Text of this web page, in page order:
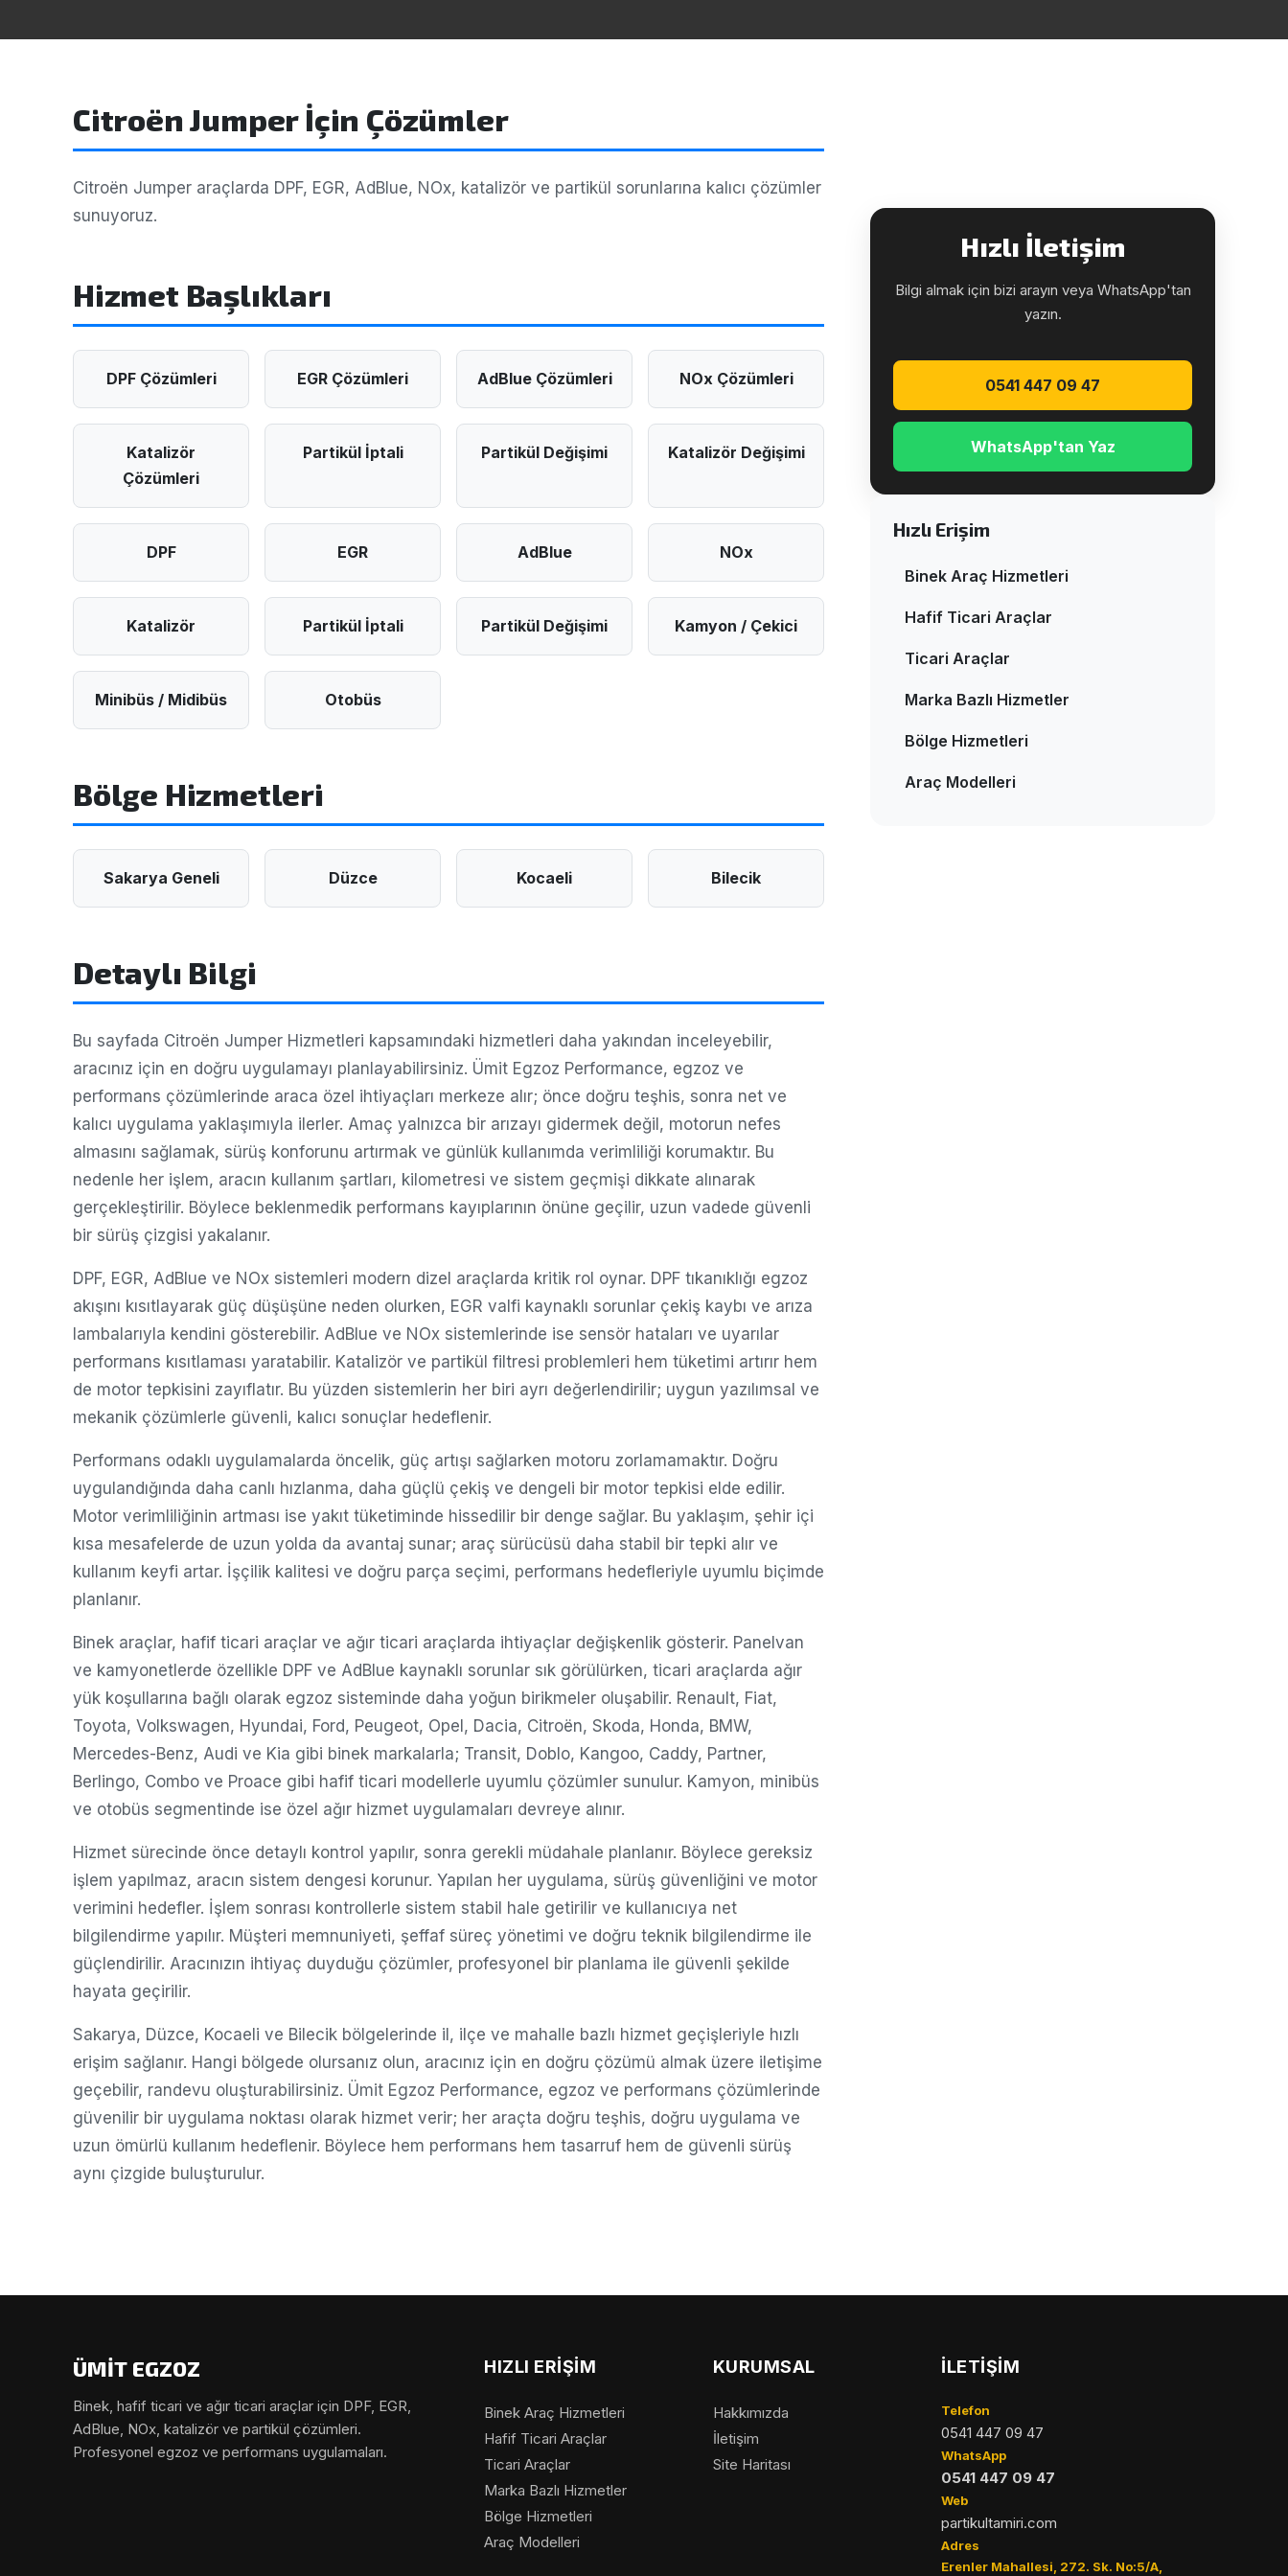
Citroën Jumper İçin Çözümler
Citroën Jumper araçlarda DPF, EGR, AdBlue, NOx, katalizör ve partikül sorunlarına kalıcı çözümler
sunuyoruz.
Hizmet Başlıkları
DPF Çözümleri EGR Çözümleri AdBlue Çözümleri NOx Çözümleri
Katalizör
Çözümleri
Partikül İptali Partikül Değişimi Katalizör Değişimi
DPF EGR AdBlue NOx
Katalizör Partikül İptali Partikül Değişimi Kamyon / Çekici
Minibüs / Midibüs Otobüs
Bölge Hizmetleri
Sakarya Geneli Düzce Kocaeli Bilecik
Detaylı Bilgi
Bu sayfada Citroën Jumper Hizmetleri kapsamındaki hizmetleri daha yakından inceleyebilir,
aracınız için en doğru uygulamayı planlayabilirsiniz. Ümit Egzoz Performance, egzoz ve
performans çözümlerinde araca özel ihtiyaçları merkeze alır; önce doğru teşhis, sonra net ve
kalıcı uygulama yaklaşımıyla ilerler. Amaç yalnızca bir arızayı gidermek değil, motorun nefes
almasını sağlamak, sürüş konforunu artırmak ve günlük kullanımda verimliliği korumaktır. Bu
nedenle her işlem, aracın kullanım şartları, kilometresi ve sistem geçmişi dikkate alınarak
gerçekleştirilir. Böylece beklenmedik performans kayıplarının önüne geçilir, uzun vadede güvenli
bir sürüş çizgisi yakalanır.
DPF, EGR, AdBlue ve NOx sistemleri modern dizel araçlarda kritik rol oynar. DPF tıkanıklığı egzoz
akışını kısıtlayarak güç düşüşüne neden olurken, EGR valfi kaynaklı sorunlar çekiş kaybı ve arıza
lambalarıyla kendini gösterebilir. AdBlue ve NOx sistemlerinde ise sensör hataları ve uyarılar
performans kısıtlaması yaratabilir. Katalizör ve partikül filtresi problemleri hem tüketimi artırır hem
de motor tepkisini zayıflatır. Bu yüzden sistemlerin her biri ayrı değerlendirilir; uygun yazılımsal ve
mekanik çözümlerle güvenli, kalıcı sonuçlar hedeflenir.
Performans odaklı uygulamalarda öncelik, güç artışı sağlarken motoru zorlamamaktır. Doğru
uygulandığında daha canlı hızlanma, daha güçlü çekiş ve dengeli bir motor tepkisi elde edilir.
Motor verimliliğinin artması ise yakıt tüketiminde hissedilir bir denge sağlar. Bu yaklaşım, şehir içi
kısa mesafelerde de uzun yolda da avantaj sunar; araç sürücüsü daha stabil bir tepki alır ve
kullanım keyfi artar. İşçilik kalitesi ve doğru parça seçimi, performans hedefleriyle uyumlu biçimde
planlanır.
Binek araçlar, hafif ticari araçlar ve ağır ticari araçlarda ihtiyaçlar değişkenlik gösterir. Panelvan
ve kamyonetlerde özellikle DPF ve AdBlue kaynaklı sorunlar sık görülürken, ticari araçlarda ağır
yük koşullarına bağlı olarak egzoz sisteminde daha yoğun birikmeler oluşabilir. Renault, Fiat,
Toyota, Volkswagen, Hyundai, Ford, Peugeot, Opel, Dacia, Citroën, Skoda, Honda, BMW,
Mercedes-Benz, Audi ve Kia gibi binek markalarla; Transit, Doblo, Kangoo, Caddy, Partner,
Berlingo, Combo ve Proace gibi hafif ticari modellerle uyumlu çözümler sunulur. Kamyon, minibüs
ve otobüs segmentinde ise özel ağır hizmet uygulamaları devreye alınır.
Hizmet sürecinde önce detaylı kontrol yapılır, sonra gerekli müdahale planlanır. Böylece gereksiz
işlem yapılmaz, aracın sistem dengesi korunur. Yapılan her uygulama, sürüş güvenliğini ve motor
verimini hedefler. İşlem sonrası kontrollerle sistem stabil hale getirilir ve kullanıcıya net
bilgilendirme yapılır. Müşteri memnuniyeti, şeffaf süreç yönetimi ve doğru teknik bilgilendirme ile
güçlendirilir. Aracınızın ihtiyaç duyduğu çözümler, profesyonel bir planlama ile güvenli şekilde
hayata geçirilir.
Sakarya, Düzce, Kocaeli ve Bilecik bölgelerinde il, ilçe ve mahalle bazlı hizmet geçişleriyle hızlı
erişim sağlanır. Hangi bölgede olursanız olun, aracınız için en doğru çözümü almak üzere iletişime
geçebilir, randevu oluşturabilirsiniz. Ümit Egzoz Performance, egzoz ve performans çözümlerinde
güvenilir bir uygulama noktası olarak hizmet verir; her araçta doğru teşhis, doğru uygulama ve
uzun ömürlü kullanım hedeflenir. Böylece hem performans hem tasarruf hem de güvenli sürüş
aynı çizgide buluşturulur.
Hızlı İletişim
Bilgi almak için bizi arayın veya WhatsApp'tan
yazın.
0541 447 09 47
WhatsApp'tan Yaz
Hızlı Erişim
Binek Araç Hizmetleri
Hafif Ticari Araçlar
Ticari Araçlar
Marka Bazlı Hizmetler
Bölge Hizmetleri
Araç Modelleri
ÜMİT EGZOZ
Binek, hafif ticari ve ağır ticari araçlar için DPF, EGR,
AdBlue, NOx, katalizör ve partikül çözümleri.
Profesyonel egzoz ve performans uygulamaları.
HIZLI ERIŞIM
Binek Araç Hizmetleri
Hafif Ticari Araçlar
Ticari Araçlar
Marka Bazlı Hizmetler
Bölge Hizmetleri
Araç Modelleri
KURUMSAL
Hakkımızda
İletişim
Site Haritası
İLETIŞIM
Telefon
0541 447 09 47
WhatsApp
0541 447 09 47
Web
partikultamiri.com
Adres
Erenler Mahallesi, 272. Sk. No:5/A,